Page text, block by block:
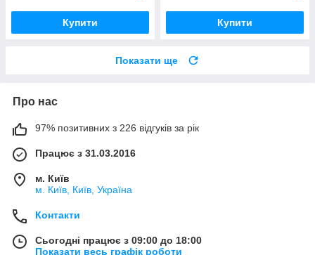
Купити Купити
Показати ще
Про нас
97% позитивних з 226 відгуків за рік
Працює з 31.03.2016
м. Київ
м. Київ, Київ, Україна
Контакти
Сьогодні працює з 09:00 до 18:00
Показати весь графік роботи